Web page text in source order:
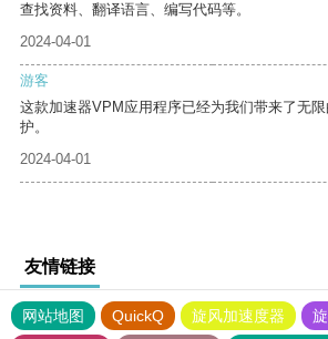
查找资料、翻译语言、编写代码等。
2024-04-01
游客
这款加速器VPM应用程序已经为我们带来了无
护。
2024-04-01
友情链接
网站地图 QuickQ 旋风加速度器